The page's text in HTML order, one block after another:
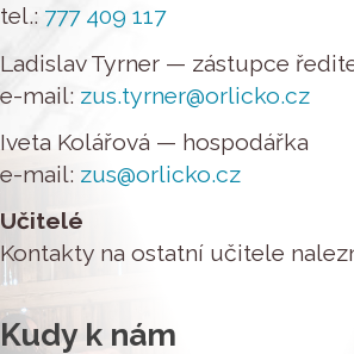
tel.: 777 409 117
Ladislav Tyrner — zástupce
e-mail: zus.tyrner@orlicko.cz
Iveta Kolářová — hospodářka
e-mail: zus@orlicko.cz
Učitelé
Kontakty na ostatní učitele
Kudy k nám